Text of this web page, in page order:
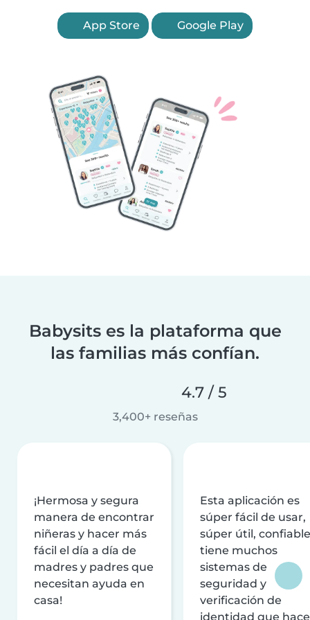
App Store Google Play
Babysits es la plataforma que
las familias más confían.
4.7 / 5
3,400+ reseñas
¡Hermosa y segura
manera de encontrar
niñeras y hacer más
fácil el día a día de
madres y padres que
necesitan ayuda en
casa!
Esta aplicación es
súper fácil de usar,
súper útil,
tiene muchos
sistemas de
seguridad y
verificación de
identidad que